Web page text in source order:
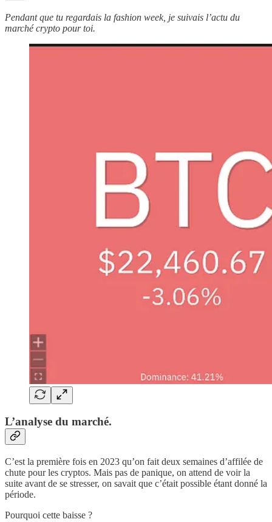
Pendant que tu regardais la fashion week, je suivais l’actu du
marché crypto pour toi.
L’analyse du marché.
C’est la première fois en 2023 qu’on fait deux semaines d’affilée de
chute pour les cryptos. Mais pas de panique, on attend de voir la
suite avant de se stresser, on savait que c’était possible étant donné la
période.
Pourquoi cette baisse ?